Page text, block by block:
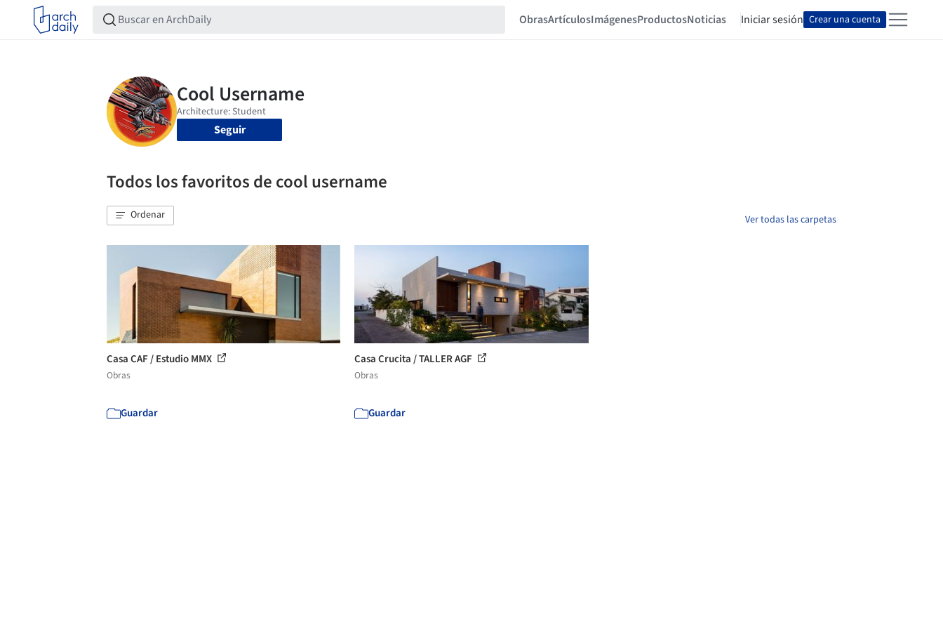
ObrasArtículosImágenesProductosNoticias Iniciar sesión Crear una cuenta
Seguir
Todos los favoritos de cool username
Ordenar Ver todas las carpetas
Casa CAF / Estudio MMX
Obras
Guardar
Casa Crucita / TALLER AGF
Obras
Guardar